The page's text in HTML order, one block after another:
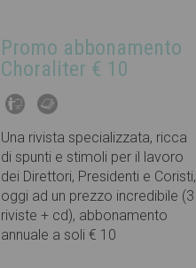
Promo abbonamento
Choraliter € 10
Una rivista specializzata, ricca
di spunti e stimoli per il lavoro
dei Direttori, Presidenti e Coristi,
oggi ad un prezzo incredibile (3
riviste + cd), abbonamento
annuale a soli € 10